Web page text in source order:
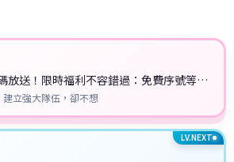
放送！限時福利不容錯過：免費序號等你
立強大隊伍，卻不想
LV.NEXT